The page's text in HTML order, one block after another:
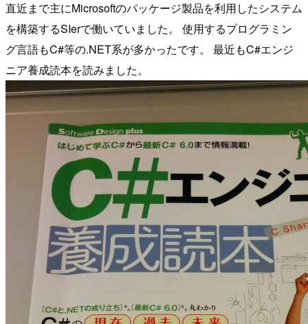
直近まで主にMicrosoftのパッケージ製品を利用したシステム
を構築するSIerで働いていました。 使用するプログラミン
グ言語もC#等の.NET系が多かったです。 最近もC#エンジ
ニア養成読本を読みました。